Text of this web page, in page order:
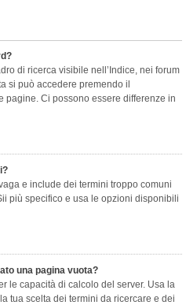
di ricerca visibile nell’Indice, nei forum
si può accedere premendo il
pagine. Ci possono essere differenze in
e include dei termini troppo comuni
più specifico e usa le opzioni disponibili
una pagina vuota?
le capacità di calcolo del server. Usa la
tua scelta dei termini da ricercare e dei